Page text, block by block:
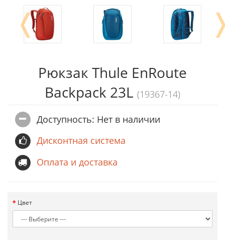
❬
Рюкзак Thule EnRoute
Backpack 23L (19367-14)
Доступность: Нет в наличии
Дисконтная система
Оплата и доставка
Цвет